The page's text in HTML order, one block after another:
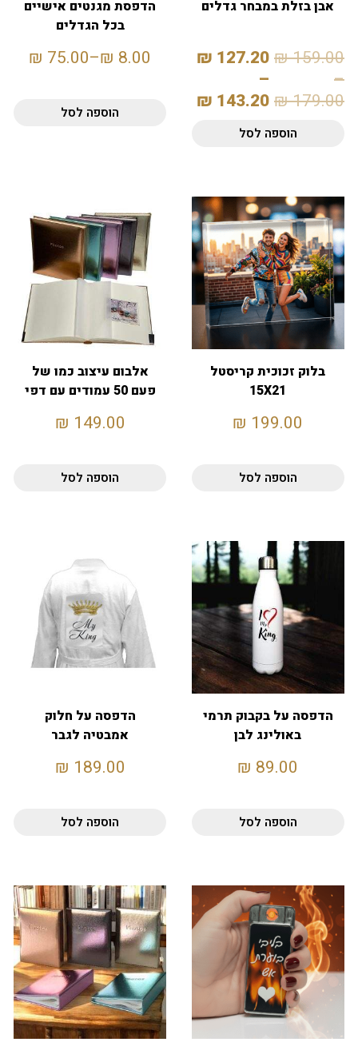
אבן בזלת במבחר גדלים
159.00
₪
–
179.00
₪
127.20
₪
–
143.20
₪
הוספה לסל
הדפסת מגנטים אישיים
בכל הגדלים
8.00
₪
–
75.00
₪
הוספה לסל
בלוק זכוכית קריסטל
15X21
199.00
₪
הוספה לסל
אלבום עיצוב כמו של
פעם 50 עמודים עם דפי
149.00
₪
הוספה לסל
הדפסה על בקבוק תרמי
באולינג לבן
89.00
₪
הוספה לסל
הדפסה על חלוק
אמבטיה לגבר
189.00
₪
הוספה לסל